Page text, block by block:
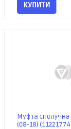
КУПИТИ
Муфта сполучна
(08-18)